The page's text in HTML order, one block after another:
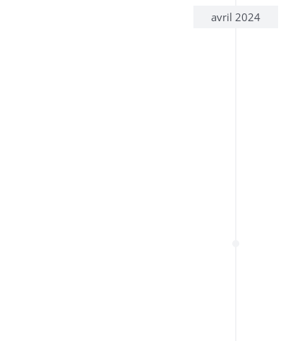
avril 2024